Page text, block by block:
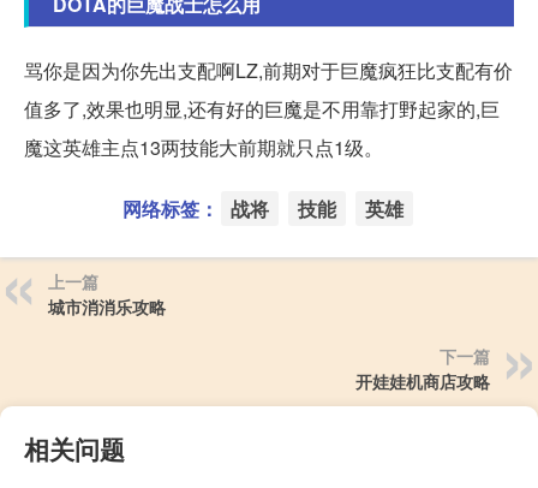
骂你是因为你先出支配啊LZ,前期对于巨魔疯狂比支配有价
值多了,效果也明显,还有好的巨魔是不用靠打野起家的,巨
魔这英雄主点13两技能大前期就只点1级。
网络标签： 战将 技能 英雄
上一篇
城市消消乐攻略
下一篇
开娃娃机商店攻略
相关问题